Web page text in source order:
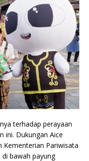
terhadap perayaan
ini. Dukungan Aice
Kementerian Pariwisata
bawah payung